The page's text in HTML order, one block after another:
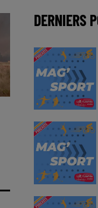
DERNIERS